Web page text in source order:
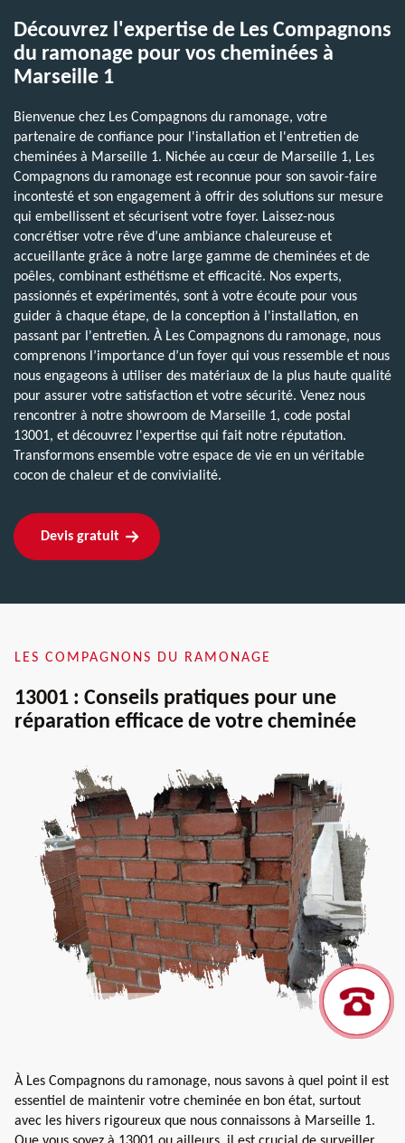
Découvrez l'expertise de Les Compagnons
du ramonage pour vos cheminées à
Marseille 1
Bienvenue chez Les Compagnons du ramonage, votre
partenaire de confiance pour l'installation et l'entretien de
cheminées à Marseille 1. Nichée au cœur de Marseille 1, Les
Compagnons du ramonage est reconnue pour son savoir-faire
incontesté et son engagement à offrir des solutions sur mesure
qui embellissent et sécurisent votre foyer. Laissez-nous
concrétiser votre rêve d’une ambiance chaleureuse et
accueillante grâce à notre large gamme de cheminées et de
poêles, combinant esthétisme et efficacité. Nos experts,
passionnés et expérimentés, sont à votre écoute pour vous
guider à chaque étape, de la conception à l'installation, en
passant par l'entretien. À Les Compagnons du ramonage, nous
comprenons l’importance d’un foyer qui vous ressemble et nous
nous engageons à utiliser des matériaux de la plus haute qualité
pour assurer votre satisfaction et votre sécurité. Venez nous
rencontrer à notre showroom de Marseille 1, code postal
13001, et découvrez l'expertise qui fait notre réputation.
Transformons ensemble votre espace de vie en un véritable
cocon de chaleur et de convivialité.
Devis gratuit
LES COMPAGNONS DU RAMONAGE
13001 : Conseils pratiques pour une
réparation efficace de votre cheminée
À Les Compagnons du ramonage, nous savons à quel point il est
essentiel de maintenir votre cheminée en bon état, surtout
avec les hivers rigoureux que nous connaissons à Marseille 1.